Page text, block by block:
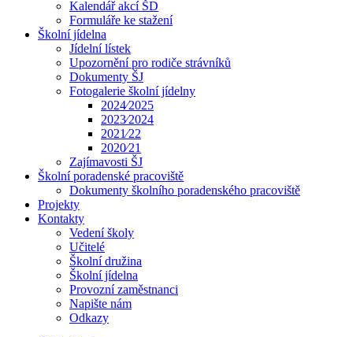
Kalendář akcí ŠD
Formuláře ke stažení
Školní jídelna
Jídelní lístek
Upozornění pro rodiče strávníků
Dokumenty ŠJ
Fotogalerie školní jídelny
2024⁄2025
2023⁄2024
2021⁄22
2020⁄21
Zajímavosti ŠJ
Školní poradenské pracoviště
Dokumenty školního poradenského pracoviště
Projekty
Kontakty
Vedení školy
Učitelé
Školní družina
Školní jídelna
Provozní zaměstnanci
Napište nám
Odkazy